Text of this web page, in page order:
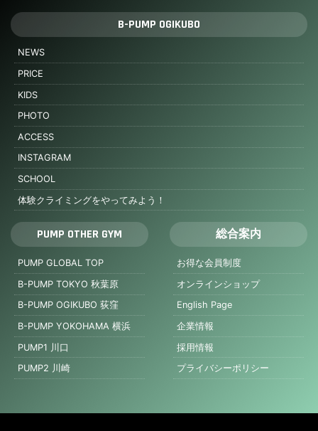
B-PUMP OGIKUBO
NEWS
PRICE
KIDS
PHOTO
ACCESS
INSTAGRAM
SCHOOL
体験クライミングをやってみよう！
PUMP OTHER GYM
PUMP GLOBAL TOP
B-PUMP TOKYO 秋葉原
B-PUMP OGIKUBO 荻窪
B-PUMP YOKOHAMA 横浜
PUMP1 川口
PUMP2 川崎
総合案内
お得な会員制度
オンラインショップ
English Page
企業情報
採用情報
プライバシーポリシー